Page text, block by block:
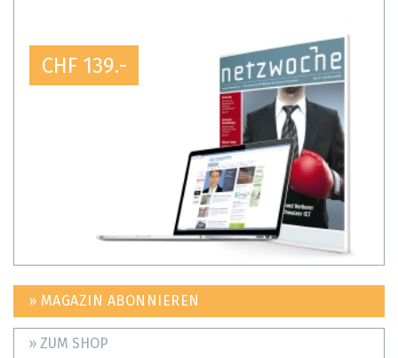
CHF 139.-
» MAGAZIN ABONNIEREN
» ZUM SHOP